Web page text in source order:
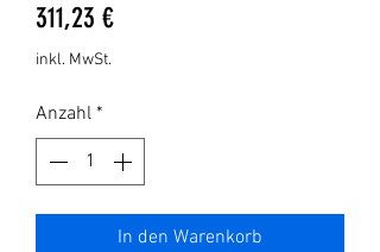
311,23 €Preis
inkl. MwSt.
Anzahl *
In den Warenkorb